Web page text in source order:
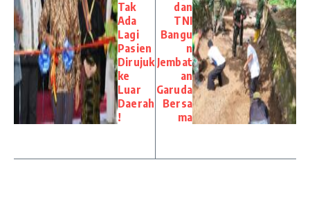
Tak
Ada
Lagi
Pasien
Dirujuk
ke
Luar
Daerah
!
dan
TNI
Bangu
n
Jembat
an
Garuda
Bersa
ma